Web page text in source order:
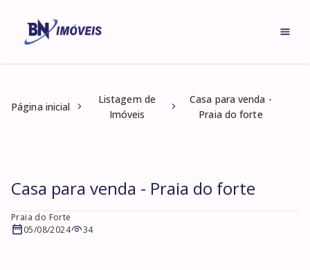
Página inicial
Listagem de
Imóveis
Casa para venda -
Praia do forte
Casa para venda - Praia do forte
Praia do Forte
05/08/2024
34